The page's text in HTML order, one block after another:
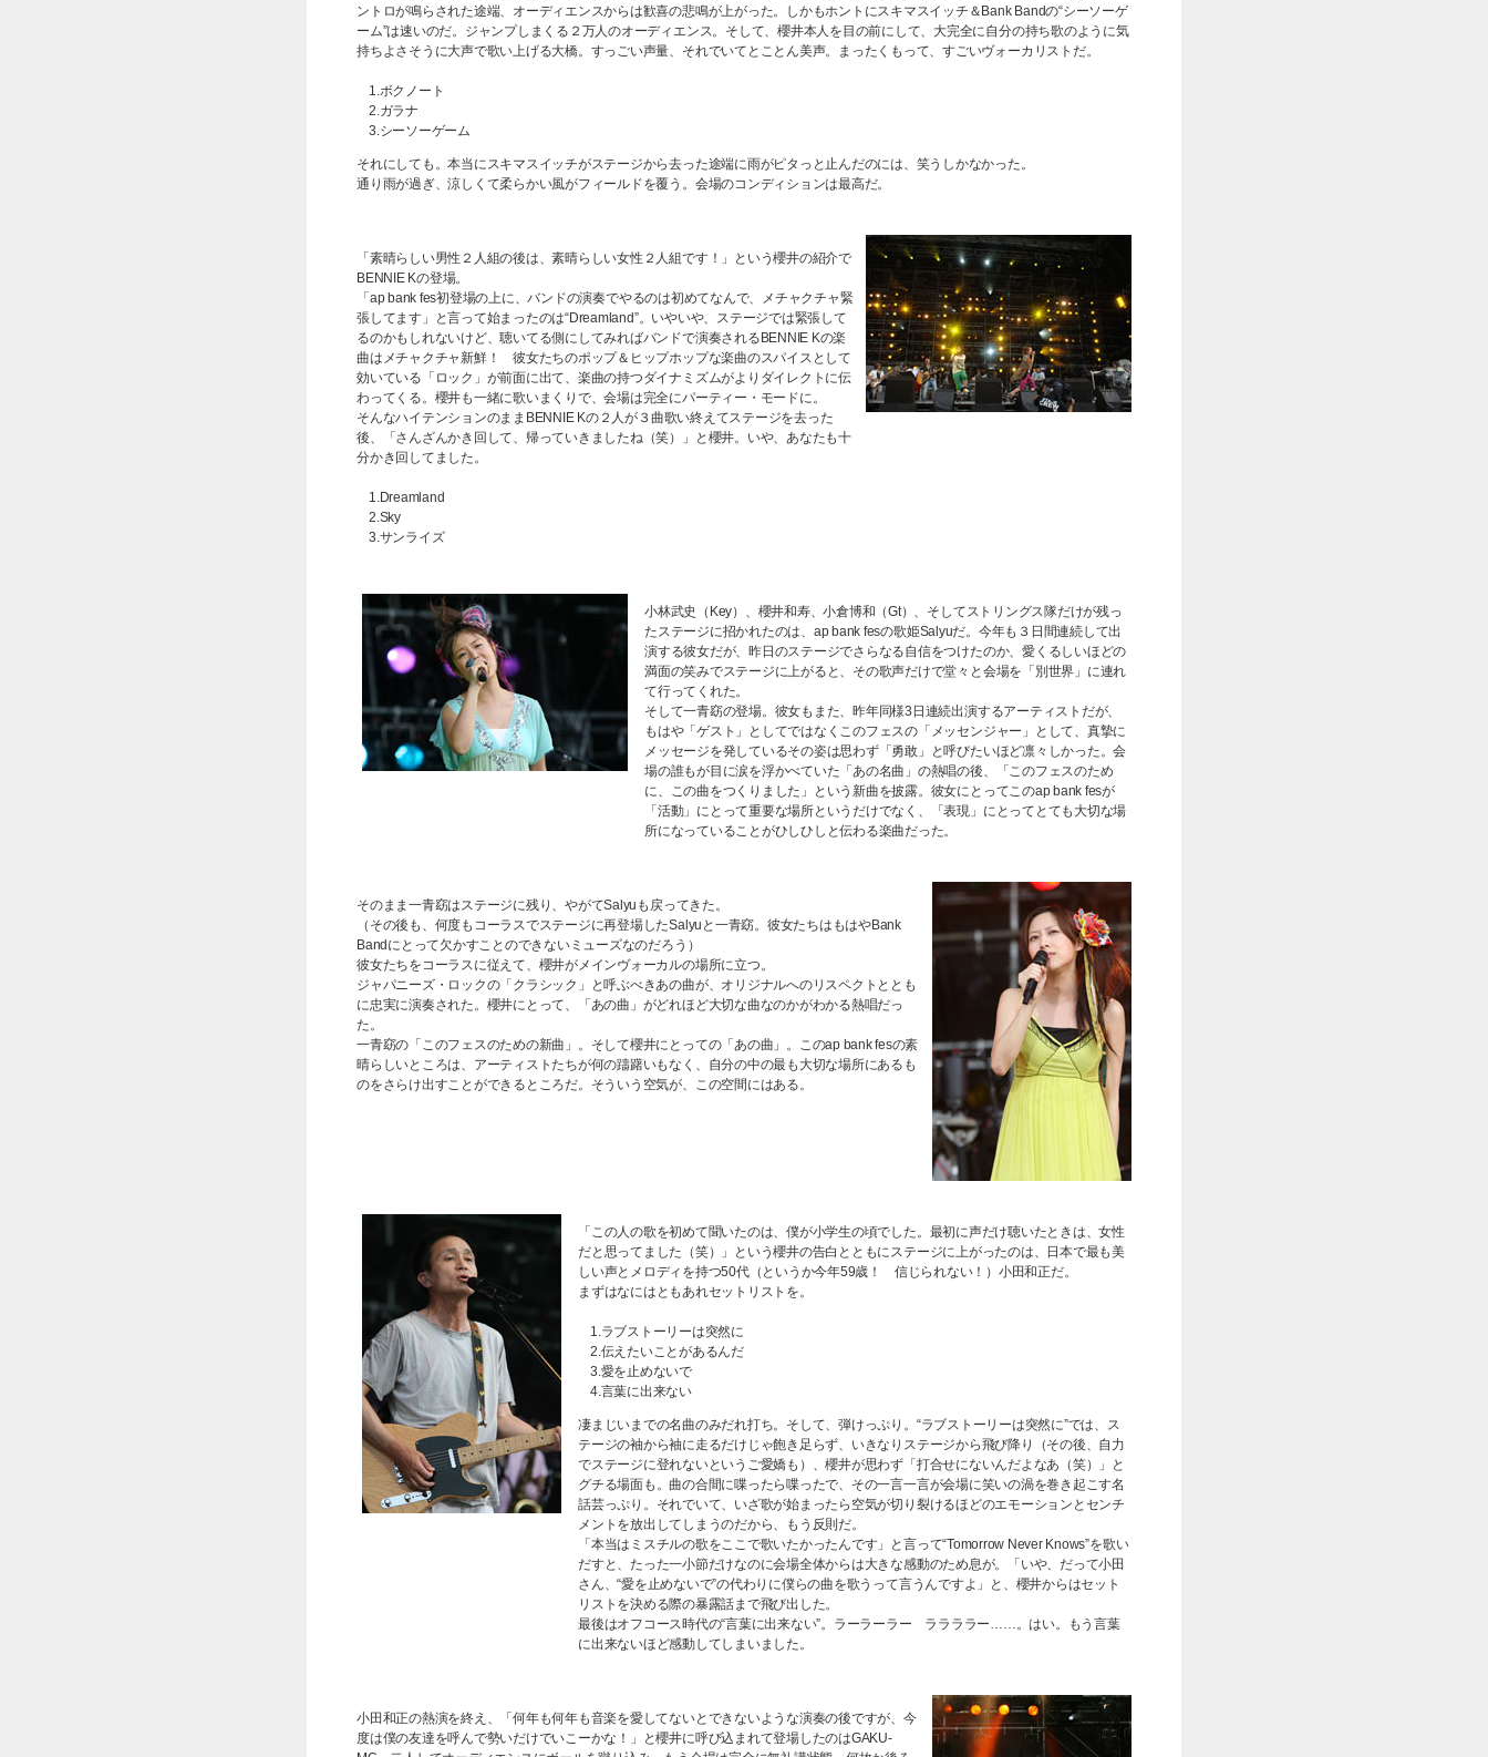
ントロが鳴らされた途端、オーディエンスからは歓喜の悲鳴が上がった。しかもホントにスキマスイッチ＆Bank Bandの“シーソーゲ
ーム”は速いのだ。ジャンプしまくる２万人のオーディエンス。そして、櫻井本人を目の前にして、大完全に自分の持ち歌のように気
持ちよさそうに大声で歌い上げる大橋。すっごい声量、それでいてとことん美声。まったくもって、すごいヴォーカリストだ。
1.ボクノート
2.ガラナ
3.シーソーゲーム
それにしても。本当にスキマスイッチがステージから去った途端に雨がピタっと止んだのには、笑うしかなかった。
通り雨が過ぎ、涼しくて柔らかい風がフィールドを覆う。会場のコンディションは最高だ。
「素晴らしい男性２人組の後は、素晴らしい女性２人組です！」という櫻井の紹介で
BENNIE Kの登場。
「ap bank fes初登場の上に、バンドの演奏でやるのは初めてなんで、メチャクチャ緊
張してます」と言って始まったのは“Dreamland”。いやいや、ステージでは緊張して
るのかもしれないけど、聴いてる側にしてみればバンドで演奏されるBENNIE Kの楽
曲はメチャクチャ新鮮！ 彼女たちのポップ＆ヒップホップな楽曲のスパイスとして
効いている「ロック」が前面に出て、楽曲の持つダイナミズムがよりダイレクトに伝
わってくる。櫻井も一緒に歌いまくりで、会場は完全にパーティー・モードに。
そんなハイテンションのままBENNIE Kの２人が３曲歌い終えてステージを去った
後、「さんざんかき回して、帰っていきましたね（笑）」と櫻井。いや、あなたも十
分かき回してました。
1.Dreamland
2.Sky
3.サンライズ
小林武史（Key）、櫻井和寿、小倉博和（Gt）、そしてストリングス隊だけが残っ
たステージに招かれたのは、ap bank fesの歌姫Salyuだ。今年も３日間連続して出
演する彼女だが、昨日のステージでさらなる自信をつけたのか、愛くるしいほどの
満面の笑みでステージに上がると、その歌声だけで堂々と会場を「別世界」に連れ
て行ってくれた。
そして一青窈の登場。彼女もまた、昨年同様3日連続出演するアーティストだが、
もはや「ゲスト」としてではなくこのフェスの「メッセンジャー」として、真摯に
メッセージを発しているその姿は思わず「勇敢」と呼びたいほど凛々しかった。会
場の誰もが目に涙を浮かべていた「あの名曲」の熱唱の後、「このフェスのため
に、この曲をつくりました」という新曲を披露。彼女にとってこのap bank fesが
「活動」にとって重要な場所というだけでなく、「表現」にとってとても大切な場
所になっていることがひしひしと伝わる楽曲だった。
そのまま一青窈はステージに残り、やがてSalyuも戻ってきた。
（その後も、何度もコーラスでステージに再登場したSalyuと一青窈。彼女たちはもはやBank
Bandにとって欠かすことのできないミューズなのだろう）
彼女たちをコーラスに従えて、櫻井がメインヴォーカルの場所に立つ。
ジャパニーズ・ロックの「クラシック」と呼ぶべきあの曲が、オリジナルへのリスペクトととも
に忠実に演奏された。櫻井にとって、「あの曲」がどれほど大切な曲なのかがわかる熱唱だっ
た。
一青窈の「このフェスのための新曲」。そして櫻井にとっての「あの曲」。このap bank fesの素
晴らしいところは、アーティストたちが何の躊躇いもなく、自分の中の最も大切な場所にあるも
のをさらけ出すことができるところだ。そういう空気が、この空間にはある。
「この人の歌を初めて聞いたのは、僕が小学生の頃でした。最初に声だけ聴いたときは、女性
だと思ってました（笑）」という櫻井の告白とともにステージに上がったのは、日本で最も美
しい声とメロディを持つ50代（というか今年59歳！ 信じられない！）小田和正だ。
まずはなにはともあれセットリストを。
1.ラブストーリーは突然に
2.伝えたいことがあるんだ
3.愛を止めないで
4.言葉に出来ない
凄まじいまでの名曲のみだれ打ち。そして、弾けっぷり。“ラブストーリーは突然に”では、ス
テージの袖から袖に走るだけじゃ飽き足らず、いきなりステージから飛び降り（その後、自力
でステージに登れないというご愛嬌も）、櫻井が思わず「打合せにないんだよなあ（笑）」と
グチる場面も。曲の合間に喋ったら喋ったで、その一言一言が会場に笑いの渦を巻き起こす名
話芸っぷり。それでいて、いざ歌が始まったら空気が切り裂けるほどのエモーションとセンチ
メントを放出してしまうのだから、もう反則だ。
「本当はミスチルの歌をここで歌いたかったんです」と言って“Tomorrow Never Knows”を歌い
だすと、たった一小節だけなのに会場全体からは大きな感動のため息が。「いや、だって小田
さん、“愛を止めないで”の代わりに僕らの曲を歌うって言うんですよ」と、櫻井からはセット
リストを決める際の暴露話まで飛び出した。
最後はオフコース時代の“言葉に出来ない”。ラーラーラー ララララー……。はい。もう言葉
に出来ないほど感動してしまいました。
小田和正の熱演を終え、「何年も何年も音楽を愛してないとできないような演奏の後ですが、今
度は僕の友達を呼んで勢いだけでいこーかな！」と櫻井に呼び込まれて登場したのはGAKU-